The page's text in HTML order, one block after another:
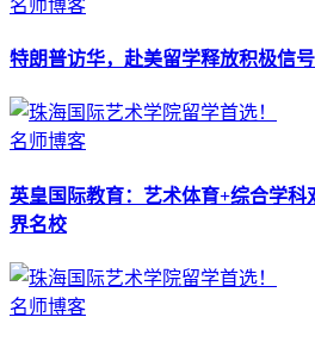
名师博客
特朗普访华，赴美留学释放积极信
名师博客
英皇国际教育：艺术体育+综合学
界名校
名师博客